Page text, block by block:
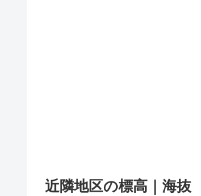
近隣地区の標高｜海抜